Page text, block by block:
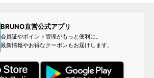
BRUNO直営公式アプリ
会員証やポイント管理がもっと便利に。
最新情報やお得なクーポンもお届けします。